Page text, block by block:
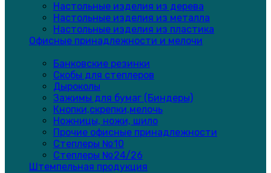
Настольные изделия из дерева
Настольные изделия из металла
Настольные изделия из пластика
Офисные принадлежности и мелочи
Банковские резинки
Скобы для степлеров
Дыроколы
Зажимы для бумаг (Биндеры)
Кнопки,скрепки,мелочь
Ножницы, ножи, шило
Прочие офисные принадлежности
Степлеры №10
Степлеры №24/26
Штемпельная продукция